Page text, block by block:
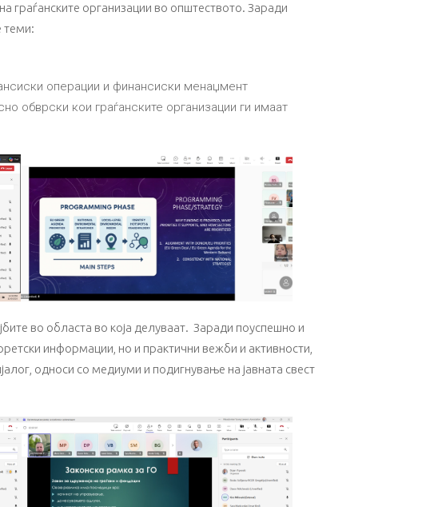
граѓанските организации во општеството. Заради
теми:
операции и финансиски менаџмент
обврски кои граѓанските организации ги имаат
во областа во која делуваат. Заради поуспешно и
информации, но и практични вежби и активности,
односи со медиуми и подигнување на јавната свест